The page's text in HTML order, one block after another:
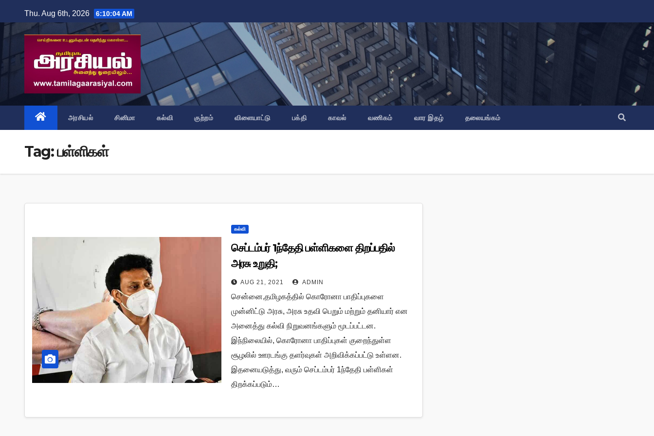
to
content
Thu. Aug 6th, 2026 6:10:04 AM
அரசியல் சினிமா கல்வி குற்றம் விளையாட்டு பக்தி காவல் வணிகம் வார இதழ் தலையங்கம்
Tag:பள்ளிகள்
கல்வி
செப்டம்பர் 1ந்தேதி பள்ளிகளை திறப்பதில்
அரசு உறுதி;
AUG 21, 2021 ADMIN
சென்னை,தமிழகத்தில் கொரோனா பாதிப்புகளை
முன்னிட்டு அரசு, அரசு உதவி பெறும் மற்றும் தனியார் என
அனைத்து கல்வி நிறுவனங்களும் மூடப்பட்டன.
இந்நிலையில், கொரோனா பாதிப்புகள் குறைந்துள்ள
சூழலில் ஊரடங்கு தளர்வுகள் அறிவிக்கப்பட்டு உள்ளன.
இதனையடுத்து, வரும் செப்டம்பர் 1ந்தேதி பள்ளிகள்
திறக்கப்படும்…